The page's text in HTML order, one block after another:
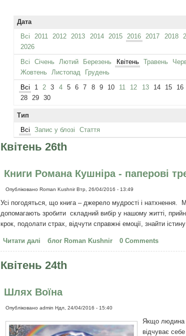
Дата
Всі
2011 2012 2013 2014 2015 2016 2017 2018
2026
Всі
Січень Лютий Березень Квітень Травень
Жовтень
Листопад
Грудень
Всі
1 2 3 4 5 6 7 8 9 10 11 12 13 14 15 16
28
29 30
Тип
Всі
Запис у блозі Стаття
Квітень 26th
Книги Романа Кушніра - паперові
ОпублікованоRoman KushnirВтр, 26/04/2016 - 13:49
Усі погодяться, що книга – джерело мудрості і натхнення.
допомагають зробити складний вибір у нашому житті,
крок, подолати страх, відчути справжні емоції, знайти
Читати далі про Книги Романа Кушніра - паперові
блог Roman Kushnir 0 Comments
Квітень 24th
Шлях Воїна
Опублікованоadmin Ндл, 24/04/2016 - 15:40
Якщо людина
відчуває